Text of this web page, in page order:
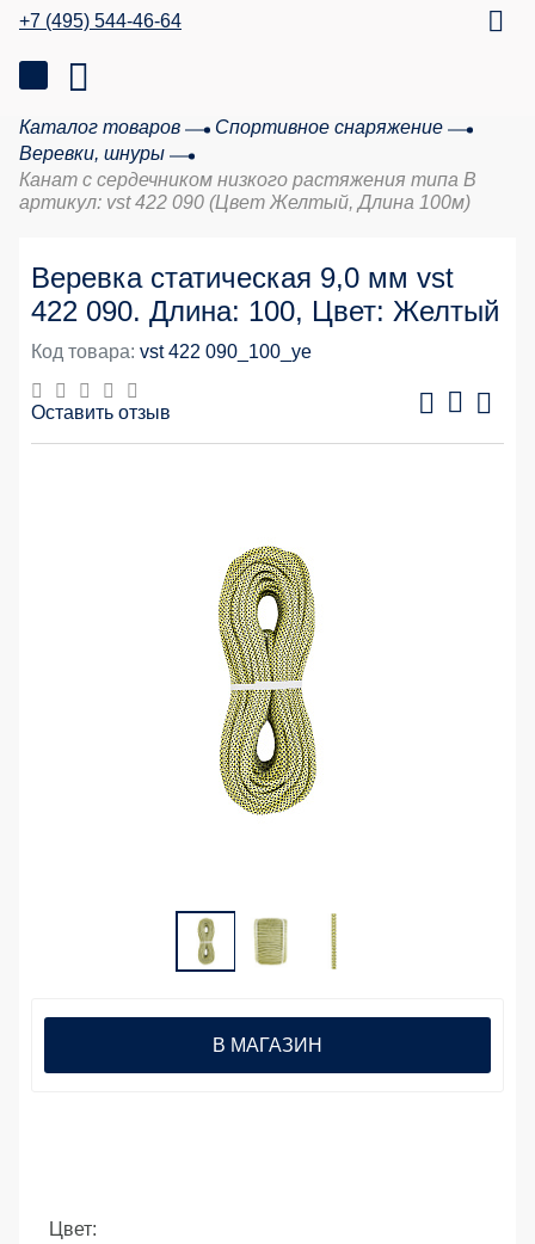
+7 (495) 544-46-64
Каталог товаров
Спортивное снаряжение
Веревки, шнуры
Канат с сердечником низкого растяжения типа В
артикул: vst 422 090 (Цвет Желтый, Длина 100м)
Веревка статическая 9,0 мм vst
422 090. Длина: 100, Цвет: Желтый
Код товара: vst 422 090_100_ye
Оставить отзыв
Цвет:
В МАГАЗИН